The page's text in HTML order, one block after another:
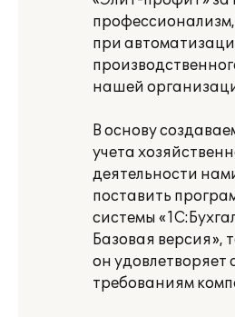
при
нашей
В основу
учета
деятельности
поставить
системы
Базовая версия»,
он
требованиям